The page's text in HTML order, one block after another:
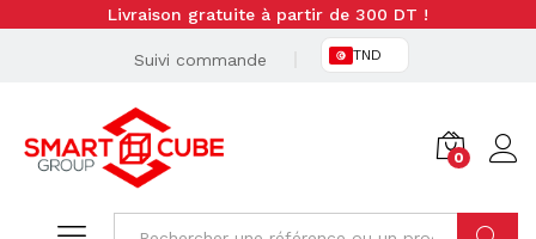
Livraison gratuite à partir de 300 DT !
Suivi commande TND
0